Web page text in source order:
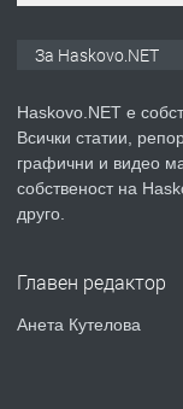
ПРЕДЛАГА
За Haskovo.NET
Haskovo.NET е
Всички статии,
графични и видео
собственост на
друго.
Главен редактор
Анета Кутелова